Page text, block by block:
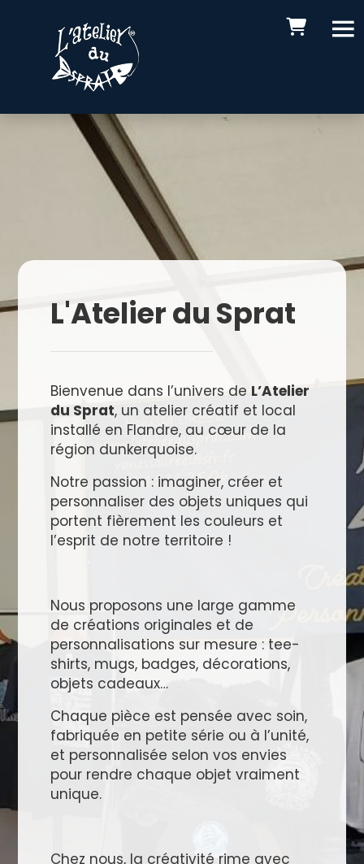
L'Atelier du Sprat
Bienvenue dans l’univers de L’Atelier
du Sprat, un atelier créatif et local
installé en Flandre, au cœur de la
région dunkerquoise.
Notre passion : imaginer, créer et
personnaliser des objets uniques qui
portent fièrement les couleurs et
l’esprit de notre territoire !
Nous proposons une large gamme
de créations originales et de
personnalisations sur mesure : tee-
shirts, mugs, badges, décorations,
objets cadeaux…
Chaque pièce est pensée avec soin,
fabriquée en petite série ou à l’unité,
et personnalisée selon vos envies
pour rendre chaque objet vraiment
unique.
Chez nous, la créativité rime avec